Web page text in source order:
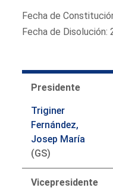
Fecha de
Fecha de
Presidente
Triginer
Fernández,
Josep María
(GS)
Vicepresidente